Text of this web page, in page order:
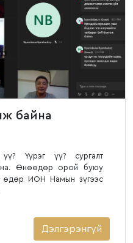
байна
Үүрэг үү? сургалт
Өнөөдөр орой буюу
өдөр ИОН Намын зүгээс
Дэлгэрэнгүй